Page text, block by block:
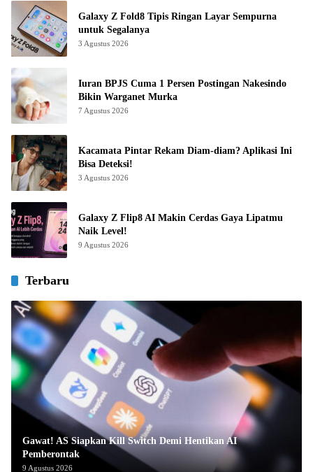
Galaxy Z Fold8 Tipis Ringan Layar Sempurna
untuk Segalanya
3 Agustus 2026
Iuran BPJS Cuma 1 Persen Postingan Nakesindo
Bikin Warganet Murka
7 Agustus 2026
Kacamata Pintar Rekam Diam-diam? Aplikasi Ini
Bisa Deteksi!
3 Agustus 2026
Galaxy Z Flip8 AI Makin Cerdas Gaya Lipatmu
Naik Level!
9 Agustus 2026
Terbaru
Gawat! AS Siapkan Kill Switch Demi Hentikan AI
Pemberontak
9 Agustus 2026